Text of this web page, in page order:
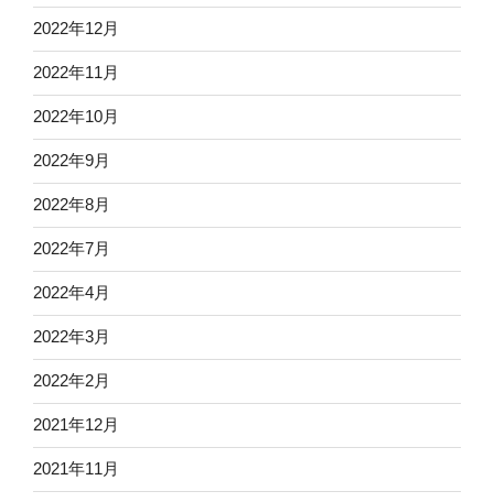
2022年12月
2022年11月
2022年10月
2022年9月
2022年8月
2022年7月
2022年4月
2022年3月
2022年2月
2021年12月
2021年11月